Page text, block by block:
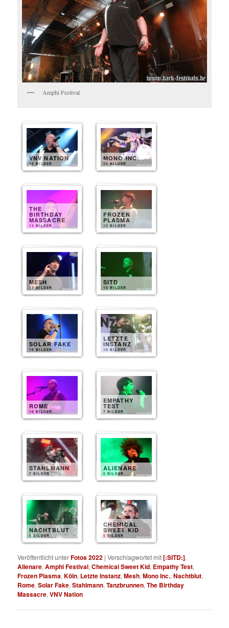
Amphi Festival
VNV NATION
15 BILDER
MONO INC.
14 BILDER
THE
BIRTHDAY
MASSACRE
13 BILDER
FROZEN
PLASMA
13 BILDER
MESH
13 BILDER
SITD
10 BILDER
SOLAR FAKE
10 BILDER
LETZTE
INSTANZ
10 BILDER
ROME
10 BILDER
EMPATHY
TEST
7 BILDER
STAHLMANN
7 BILDER
ALIENARE
5 BILDER
NACHTBLUT
5 BILDER
CHEMICAL
SWEET KID
5 BILDER
Veröffentlicht unterFotos 2022 |Verschlagwortet mit[:SITD:],
Alienare,Amphi Festival,Chemical Sweet Kid, Empathy Test,
Frozen Plasma,Köln, Letzte Instanz,Mesh,Mono Inc.,Nachtblut,
Rome,Solar Fake,Stahlmann,Tanzbrunnen,The Birthday
Massacre,VNV Nation